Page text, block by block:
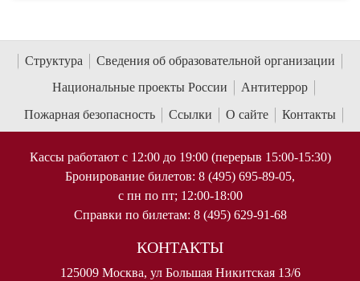
Структура
Сведения об образовательной организации
Национальные проекты России
Антитеррор
Пожарная безопасность
Ссылки О сайте Контакты
Кассы работают с 12:00 до 19:00 (перерыв 15:00-15:30)
Бронирование билетов: 8 (495) 695-89-05,
с пн по пт; 12:00-18:00
Справки по билетам: 8 (495) 629-91-68
КОНТАКТЫ
125009 Москва, ул Большая Никитская 13/6